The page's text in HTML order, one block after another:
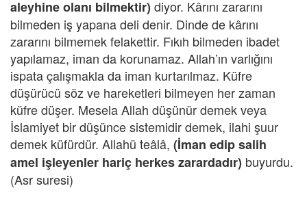
aleyhine olanı bilmektir) diyor. Kârını zararını
bilmeden iş yapana deli denir. Dinde de kârını
zararını bilmemek felakettir. Fıkıh bilmeden ibadet
yapılamaz, iman da korunamaz. Allah’ın varlığını
ispata çalışmakla da iman kurtarılmaz. Küfre
düşürücü söz ve hareketleri bilmeyen her zaman
küfre düşer. Mesela Allah düşünür demek veya
İslamiyet bir düşünce sistemidir demek, ilahi şuur
demek küfürdür. Allahü teâlâ, (İman edip salih
amel işleyenler hariç herkes zarardadır) buyurdu.
(Asr suresi)